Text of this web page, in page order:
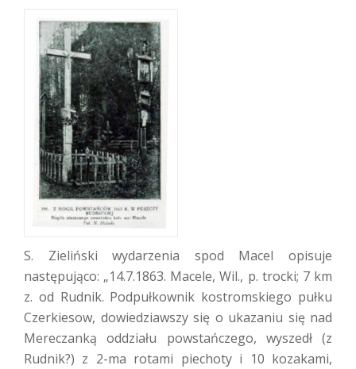
S. Zieliński wydarzenia spod Macel opisuje
następująco: „14.7.1863. Macele, Wil., p. trocki; 7 km
z. od Rudnik. Podpułkownik kostromskiego pułku
Czerkiesow, dowiedziawszy się o ukazaniu się nad
Mereczanką oddziału powstańczego, wyszedł (z
Rudnik?) z 2-ma rotami piechoty i 10 kozakami,